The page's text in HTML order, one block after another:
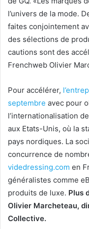
l’univers de la mode.
faites conjointement
des sélections de
cautions sont des
Frenchweb Olivier
Pour accélérer,
septembre avec pour
l’internationalisation
aux Etats-Unis, où la
pays nordiques. La
concurrence de
videdressing.com en
généralistes comme
produits de luxe. Plus
Olivier Marcheteau,
Collective.